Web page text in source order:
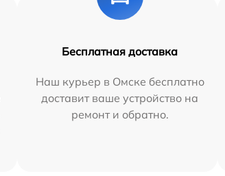
Бесплатная доставка
Наш курьер в Омске бесплатно
доставит ваше устройство на
ремонт и обратно.